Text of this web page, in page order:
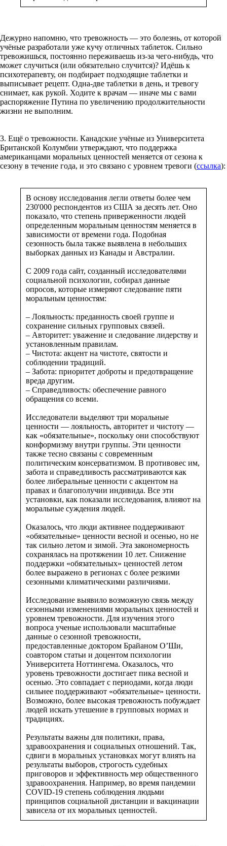
Дежурно напомню, что тревожность — это болезнь, от которой
учёные разработали уже кучу отличных таблеток. Сильно
тревожишься, постоянно переживаешь из-за чего-нибудь, что
может случиться (или обязательно случится)? Идёшь к
психотерапевту, он подбирает подходящие таблетки и
выписывает рецепт. Одна-две таблетки в день, и тревогу
снимает, как рукой. Ходите к врачам — иначе мы с вами
распоряжение Путина по увеличению продолжительности
жизни не выполним.
3. Ещё о тревожности. Канадские учёные из Университета
Британской Колумбии утверждают, что поддержка
американцами моральных ценностей меняется от сезона к
сезону в течение года, и это связано с уровнем тревоги (ссылка):
В основу исследования легли ответы более чем
230'000 респондентов из США за десять лет. Оно
показало, что степень приверженности людей
определенным моральным ценностям меняется в
зависимости от времени года. Подобная
сезонность была также выявлена в небольших
выборках данных из Канады и Австралии.
С 2009 года сайт, созданный исследователями
социальной психологии, собирал данные
опросов, которые измеряют следование пяти
моральным ценностям:
– Лояльность: преданность своей группе и
сохранение сильных групповых связей.
– Авторитет: уважение и следование лидерству и
установленным правилам.
– Чистота: акцент на чистоте, святости и
соблюдении традиций.
– Забота: приоритет доброты и предотвращение
вреда другим.
– Справедливость: обеспечение равного
обращения со всеми.
Исследователи выделяют три моральные
ценности — лояльность, авторитет и чистоту —
как «обязательные», поскольку они способствуют
конформизму внутри группы. Эти ценности
также тесно связаны с современным
политическим консерватизмом. В противовес им,
забота и справедливость рассматриваются как
более либеральные ценности с акцентом на
правах и благополучии индивида. Все эти
установки, как показали исследования, влияют на
моральные суждения людей.
Оказалось, что люди активнее поддерживают
«обязательные» ценности весной и осенью, но не
так сильно летом и зимой. Эта закономерность
сохранялась на протяжении 10 лет. Снижение
поддержки «обязательных» ценностей летом
более выражено в регионах с более резкими
сезонными климатическими различиями.
Исследование выявило возможную связь между
сезонными изменениями моральных ценностей и
уровнем тревожности. Для изучения этого
вопроса ученые использовали масштабные
данные о сезонной тревожности,
предоставленные доктором Брайаном О’Ши,
соавтором статьи и доцентом психологии
Университета Ноттингема. Оказалось, что
уровень тревожности достигает пика весной и
осенью. Это совпадает с периодами, когда люди
сильнее поддерживают «обязательные» ценности.
Возможно, более высокая тревожность побуждает
людей искать утешение в групповых нормах и
традициях.
Результаты важны для политики, права,
здравоохранения и социальных отношений. Так,
сдвиги в моральных установках могут влиять на
результаты выборов, строгость судебных
приговоров и эффективность мер общественного
здравоохранения. Например, во время пандемии
COVID-19 степень соблюдения людьми
принципов социальной дистанции и вакцинации
зависела от их моральных ценностей.